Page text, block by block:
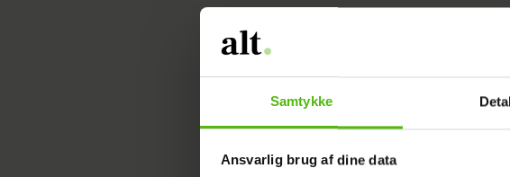
Samtykke
Ansvarlig brug af dine data
Om realitystjernen,
program, der går ud
spørgsmålet.